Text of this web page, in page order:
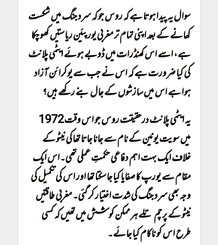
سوال یہ پیدا ہوتا ہے کہ روس جو کہ سرد جنگ میں شکست
کھانے کے بعد اپنی تمام تر مغربی یورپئین ریاستیں کھو چکا
ہے، اسے اس کھنڈرات میں ڈوبے ہوئے ایٹمی پلانٹ
کی کیا ضرورت ہے کہ اس نے جب سے یوکرائن آزاد
ہوا ہے اس میں سازشوں کے جال بنے رکھے ہیں؟
یہ ایٹمی پلانٹ درحقیقت روس جو اس وقت 1972
میں سویت یونین کے نام سے جانا جاتا تھاکی نیٹو کے
خلاف ایک بہت اہم دفاعی حکمتِ عملی تھی۔اس ایک
مقام سے یورپ کا صفایا کیا جاسکتا تھا اور اس کی تکمیل کی
وجہ بھی سرد جنگ کی شدت اختیار کر گئی۔ مغربی طاقتیں
نیٹو کے پرچم تلے ہر ممکن کوشش میں تھیں کہ کسی
طرح اس کو ناکام کیا جائے۔